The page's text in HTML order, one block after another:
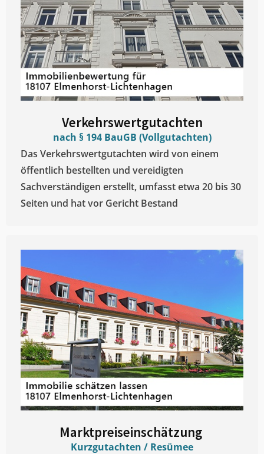
Verkehrswertgutachten
nach § 194 BauGB (Vollgutachten)
Das Verkehrswertgutachten wird von einem
öffentlich bestellten und vereidigten
Sachverständigen erstellt, umfasst etwa 20 bis 30
Seiten und hat vor Gericht Bestand
Marktpreiseinschätzung ​
Kurzgutachten / Resümee